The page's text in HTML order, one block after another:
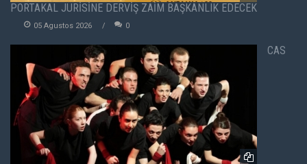
PORTAKAL JÜRİSİNE DERVİŞ ZAİM BAŞKANLIK EDECEK
05 Agustos 2026 0
CAS